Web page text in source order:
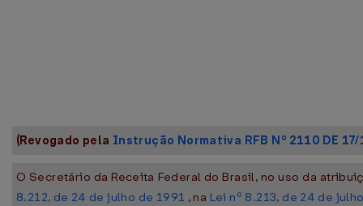
(Revogado pela Instrução Normativa RFB Nº 2110 DE
O Secretário da Receita Federal do Brasil, no uso da
8.212, de 24 de julho de 1991 , na Lei nº 8.213, de 24 de